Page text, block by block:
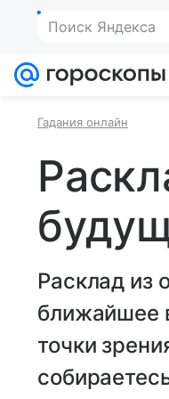
Поиск Яндекса
Гадания онлайн
Расклад из
ближайшее
точки